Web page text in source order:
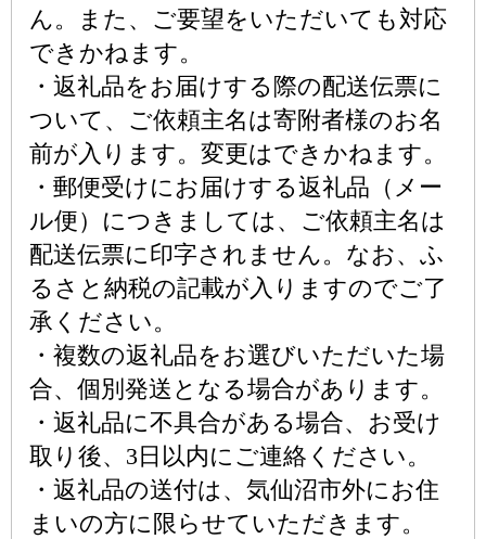
ん。また、ご要望をいただいても対応
できかねます。
・返礼品をお届けする際の配送伝票に
ついて、ご依頼主名は寄附者様のお名
前が入ります。変更はできかねます。
・郵便受けにお届けする返礼品（メー
ル便）につきましては、ご依頼主名は
配送伝票に印字されません。なお、ふ
るさと納税の記載が入りますのでご了
承ください。
・複数の返礼品をお選びいただいた場
合、個別発送となる場合があります。
・返礼品に不具合がある場合、お受け
取り後、3日以内にご連絡ください。
・返礼品の送付は、気仙沼市外にお住
まいの方に限らせていただきます。